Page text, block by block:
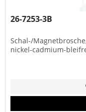
26-7253-3B
Schal-/
nickel-cadmium-